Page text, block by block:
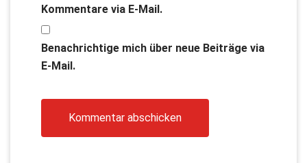
Kommentare via E-Mail.
Benachrichtige mich über neue Beiträge via
E-Mail.